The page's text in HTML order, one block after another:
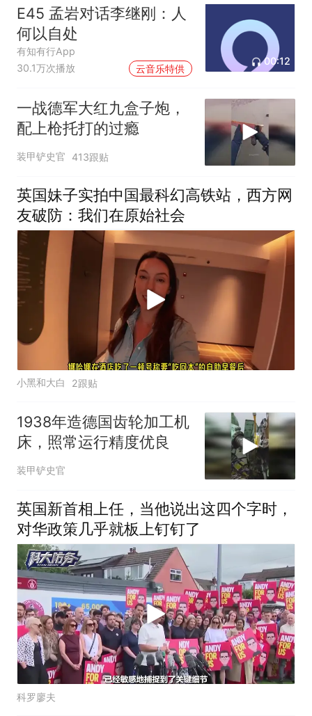
E45 孟岩对话李继刚：人
何以自处
有知有行App
30.1万次播放
云音乐特供
00:12
一战德军大红九盒子炮，
配上枪托打的过瘾
装甲铲史官 413跟贴
英国妹子实拍中国最科幻高铁站，西方网
友破防：我们在原始社会
小黑和大白 2跟贴
1938年造德国齿轮加工机
床，照常运行精度优良
装甲铲史官
英国新首相上任，当他说出这四个字时，
对华政策几乎就板上钉钉了
科罗廖夫